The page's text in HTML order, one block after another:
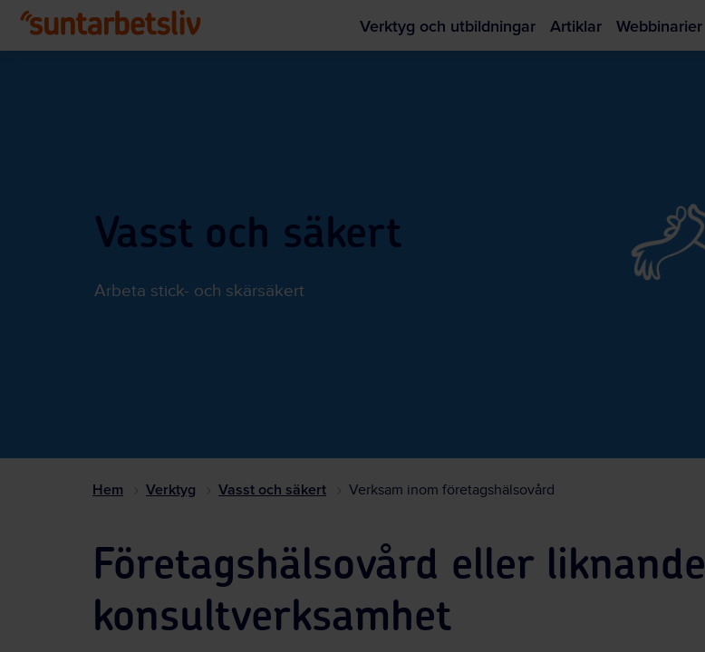
Verktyg och utbildningar Artiklar Webbinarier
Vasst och säkert
Arbeta stick- och skärsäkert
Hem Verktyg Vasst och säkert Verksam inom företagshälsovård
Företagshälsovård eller liknande
konsultverksamhet